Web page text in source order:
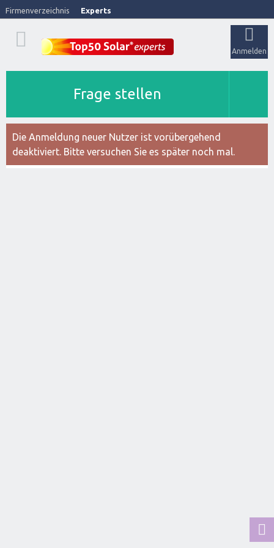
Firmenverzeichnis Experts
Anmelden
Frage stellen
Die Anmeldung neuer Nutzer ist vorübergehend
deaktiviert. Bitte versuchen Sie es später noch mal.